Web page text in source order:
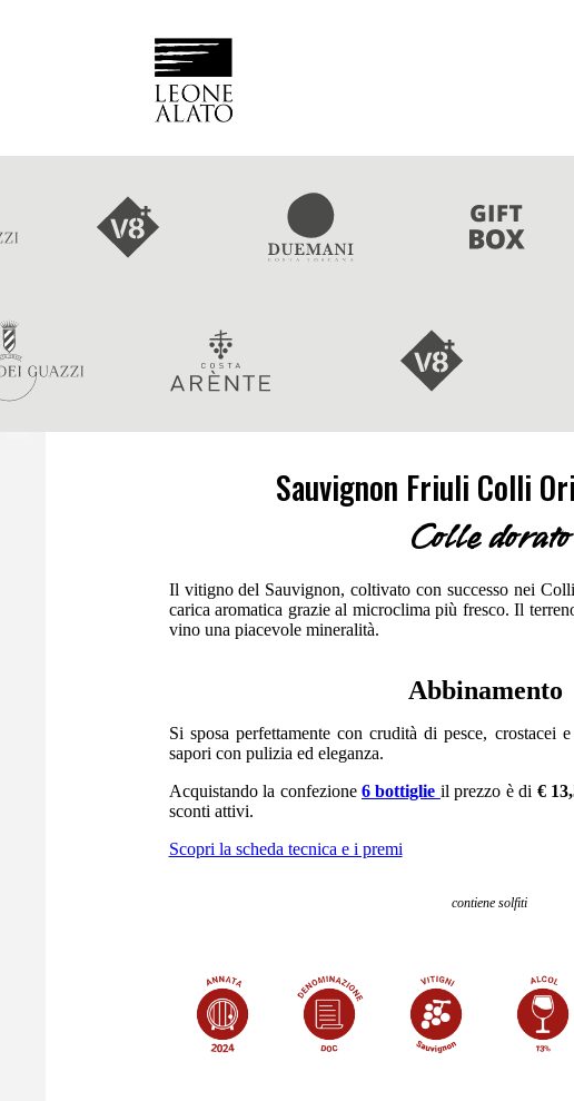
Sauvignon Friuli Colli
Colle dorato
Il vitigno del Sauvignon, coltivato con successo nei
carica aromatica grazie al microclima più fresco. Il
vino una piacevole mineralità.
Abbinamento
Si sposa perfettamente con crudità di pesce, crostacei
sapori con pulizia ed eleganza.
Acquistando la confezione 6 bottiglie il prezzo è di €
sconti attivi.
Scopri la scheda tecnica e i premi
contiene solfiti